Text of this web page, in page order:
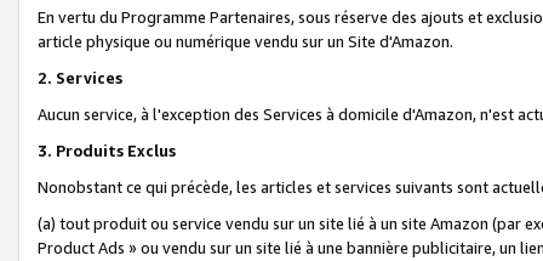
En vertu du Programme Partenaires, sous réserve des ajouts et
article physique ou numérique vendu sur un Site d'Amazon.
2. Services
Aucun service, à l'exception des Services à domicile d'Amazon, n'est
3. Produits Exclus
Nonobstant ce qui précède, les articles et services suivants sont
(a) tout produit ou service vendu sur un site lié à un site Amazon (par
Product Ads » ou vendu sur un site lié à une bannière publicitaire, un